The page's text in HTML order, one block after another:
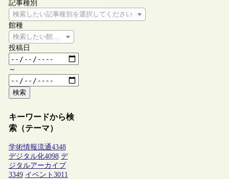
記事種別
検索したい記事種別を選択してください
館種
検索したい館種を選択してください
投稿日
～
検索
キーワードから検
索（テーマ）
学術情報流通4348
デジタル化4098 デ
ジタルアーカイブ
3349 イベント 3011